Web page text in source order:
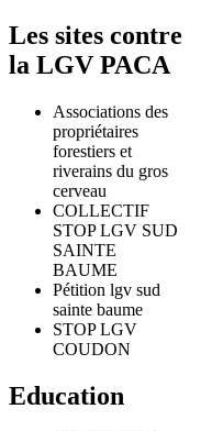
Les sites contre
la LGV PACA
Associations des
propriétaires
forestiers et
riverains du gros
cerveau
COLLECTIF
STOP LGV SUD
SAINTE
BAUME
Pétition lgv sud
sainte baume
STOP LGV
COUDON
Education